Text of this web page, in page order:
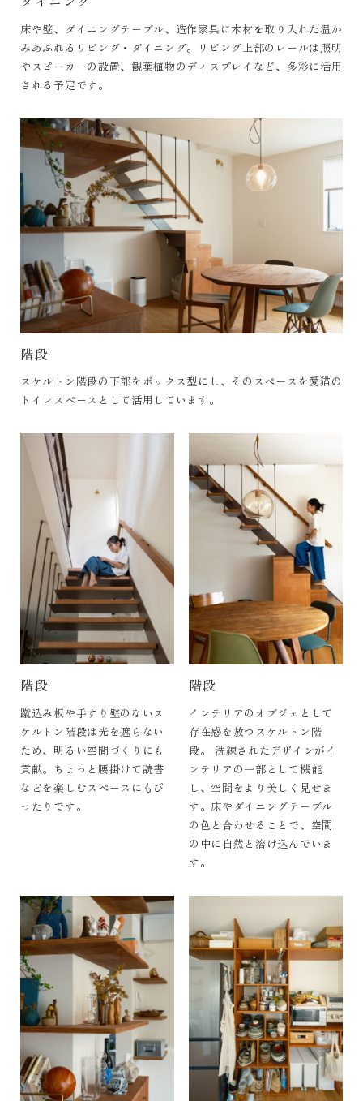
床や壁、ダイニングテーブル、造作家具に木材を取り入れた温か
みあふれるリビング・ダイニング。リビング上部のレールは照明
やスピーカーの設置、観葉植物のディスプレイなど、多彩に活用
される予定です。
階段
スケルトン階段の下部をボックス型にし、そのスペースを愛猫の
トイレスペースとして活用しています。
階段
蹴込み板や手すり壁のないス
ケルトン階段は光を遮らない
ため、明るい空間づくりにも
貢献。ちょっと腰掛けて読書
などを楽しむスペースにもぴ
ったりです。
階段
インテリアのオブジェとして
存在感を放つスケルトン階
段。 洗練されたデザインがイ
ンテリアの一部として機能
し、空間をより美しく見せま
す。床やダイニングテーブル
の色と合わせることで、空間
の中に自然と溶け込んでいま
す。